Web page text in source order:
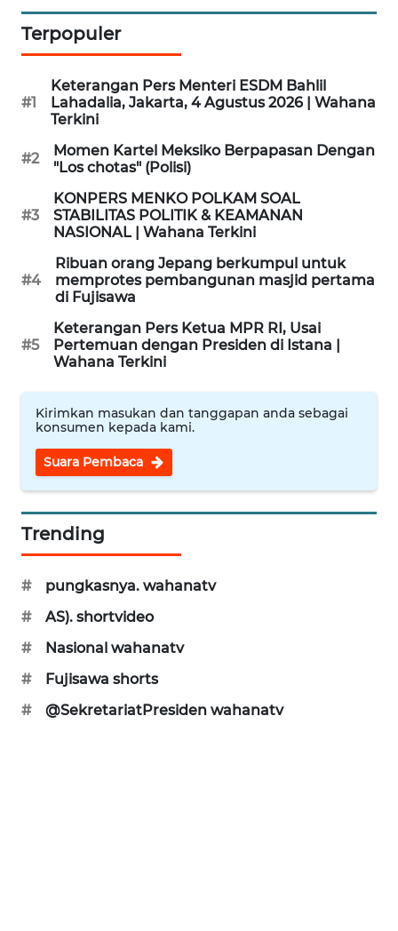
Terpopuler
#1
Keterangan Pers Menteri ESDM Bahlil
Lahadalia, Jakarta, 4 Agustus 2026 | Wahana
Terkini
#2
Momen Kartel Meksiko Berpapasan Dengan
"Los chotas" (Polisi)
#3
KONPERS MENKO POLKAM SOAL
STABILITAS POLITIK & KEAMANAN
NASIONAL | Wahana Terkini
#4
Ribuan orang Jepang berkumpul untuk
memprotes pembangunan masjid pertama
di Fujisawa
#5
Keterangan Pers Ketua MPR RI, Usai
Pertemuan dengan Presiden di Istana |
Wahana Terkini
Kirimkan masukan dan tanggapan anda sebagai
konsumen kepada kami.
Suara Pembaca
Trending
#
pungkasnya. wahanatv
#
AS). shortvideo
#
Nasional wahanatv
#
Fujisawa shorts
#
@SekretariatPresiden wahanatv
WAHANA
SELEB
WAHANA
PERSONA
WAHANA
OTOMOTIF
WAHANA
HEALTH
WAHANA
DESA
WISATA
WAHANA
Wahana
Network
KONSUMEN
LISTRIK
MASYARAKAT
KELISTRIKAN
WALINKI
MAWAKA